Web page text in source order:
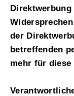
der
betreffenden
mehr für diese